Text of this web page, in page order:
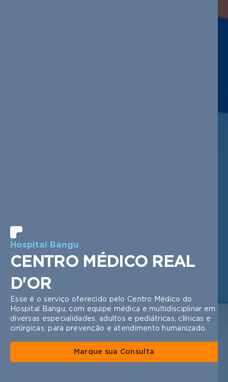
Hospital Bangu
CENTRO MÉDICO REAL
D'OR
Esse é o serviço oferecido pelo Centro Médico do
Hospital Bangu, com equipe médica e multidisciplinar em
diversas especialidades, adultos e pediátricas, clínicas e
cirúrgicas, para prevenção e atendimento humanizado.
Marque sua Consulta